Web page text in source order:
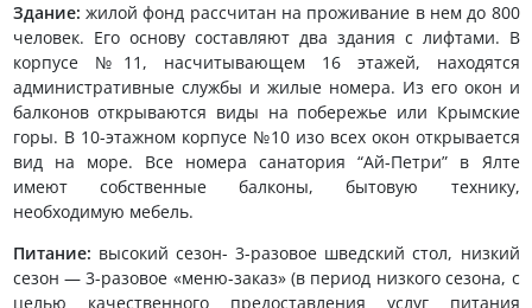
Здание: жилой фонд рассчитан на проживание в нем до 800
человек. Его основу составляют два здания с лифтами. В
корпусе №11, насчитывающем 16 этажей, находятся
административные службы и жилые номера. Из его окон и
балконов открываются виды на побережье или Крымские
горы. В 10-этажном корпусе №10 изо всех окон открывается
вид на море. Все номера санатория “Ай-Петри” в Ялте
имеют собственные балконы, бытовую технику,
необходимую мебель.
Питание: высокий сезон- 3-разовое шведский стол, низкий
сезон — 3-разовое «меню-заказ» (в период низкого сезона, с
целью качественного предоставления услуг питания